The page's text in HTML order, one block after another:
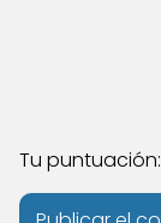
Tu puntuación: